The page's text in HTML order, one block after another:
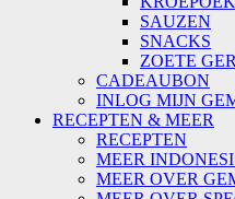
SAUZEN
SNACKS
ZOETE
CADEAUBON
INLOG MIJN
RECEPTEN & MEER
RECEPTEN
MEER
MEER OVER